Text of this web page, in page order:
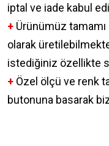
iptal ve iade kabul
+ Ürünümüz
olarak
istediğiniz özellikte
+ Özel ölçü ve renk
butonuna basarak